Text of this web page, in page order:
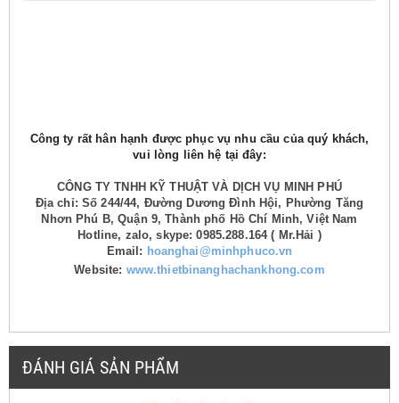
Công ty rất hân hạnh được phục vụ nhu cầu của quý khách,
vui lòng liên hệ tại đây:
CÔNG TY TNHH KỸ THUẬT VÀ DỊCH VỤ MINH PHÚ
Địa chỉ: Số 244/44, Đường Dương Đình Hội, Phường Tăng
Nhơn Phú B, Quận 9, Thành phố Hồ Chí Minh, Việt Nam
Hotline, zalo, skype: 0985.288.164 ( Mr.Hải )
Email: hoanghai@minhphuco.vn
Website: www.thietbinanghachankhong.com
ĐÁNH GIÁ SẢN PHẨM